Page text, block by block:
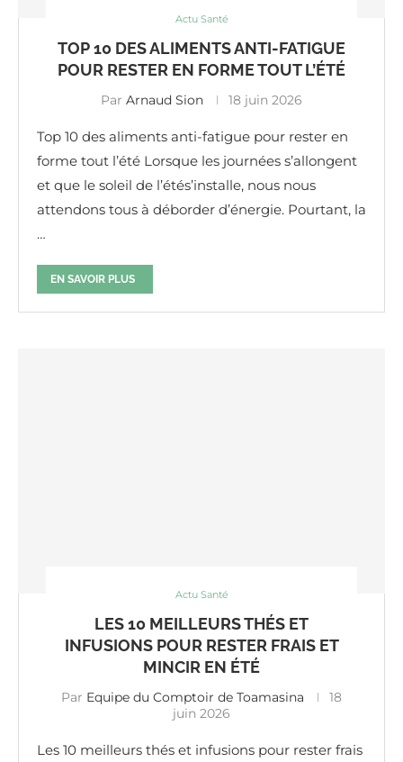
Actu Santé
TOP 10 DES ALIMENTS ANTI-FATIGUE
POUR RESTER EN FORME TOUT L’ÉTÉ
Par Arnaud Sion 18 juin 2026
Top 10 des aliments anti-fatigue pour rester en
forme tout l’été Lorsque les journées s’allongent
et que le soleil de l’étés’installe, nous nous
attendons tous à déborder d’énergie. Pourtant, la
…
EN SAVOIR PLUS
Actu Santé
LES 10 MEILLEURS THÉS ET
INFUSIONS POUR RESTER FRAIS ET
MINCIR EN ÉTÉ
Par Equipe du Comptoir de Toamasina
18
juin 2026
Les 10 meilleurs thés et infusions pour rester frais